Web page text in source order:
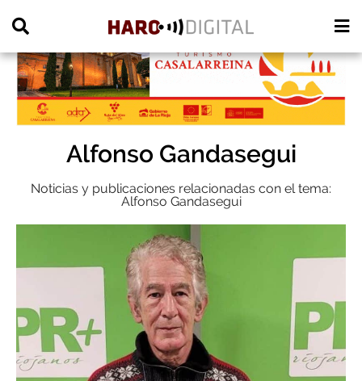
Alfonso Gandasegui
Noticias y publicaciones relacionadas con el tema:
Alfonso Gandasegui